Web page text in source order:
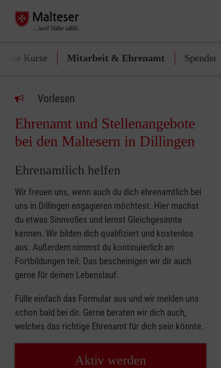
Kurse Mitarbeit & Ehrenamt Spenden
Vorlesen
Ehrenamt und Stellenangebote
bei den Maltesern in Dillingen
Ehrenamtlich helfen
Wir freuen uns, wenn auch du dich ehrenamtlich bei
uns in Dillingen engagieren möchtest. Hier machst
du etwas Sinnvolles und lernst Gleichgesinnte
kennen. Wir bilden dich qualifiziert und kostenlos
aus. Außerdem nimmst du kontinuierlich an
Fortbildungen teil. Das bescheinigen wir dir auch
gerne für deinen Lebenslauf.
Fülle einfach das Formular aus und wir melden uns
schon bald bei dir. Gerne beraten wir dich auch,
welches das richtige Ehrenamt für dich sein könnte.
Aktiv werden